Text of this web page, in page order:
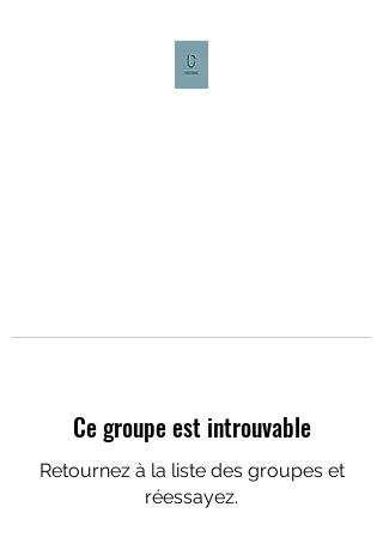
Ce groupe est introuvable
Retournez à la liste des groupes et
réessayez.